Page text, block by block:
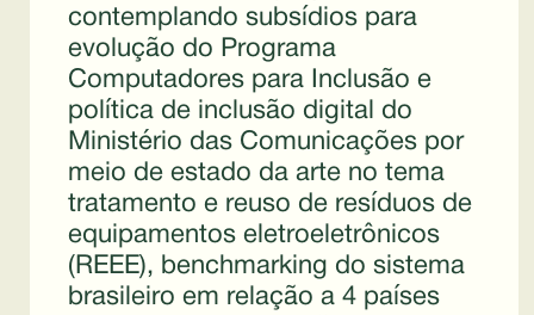
contemplando subsídios para
evolução do Programa
Computadores para Inclusão e
política de inclusão digital do
Ministério das Comunicações por
meio de estado da arte no tema
tratamento e reuso de resíduos de
equipamentos eletroeletrônicos
(REEE), benchmarking do sistema
brasileiro em relação a 4 países